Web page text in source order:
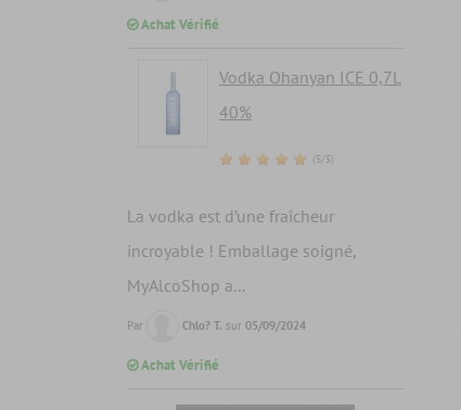
Achat Vérifié
Vodka Ohanyan ICE 0,7L
40%
(5/5)
La vodka est d’une fraîcheur
incroyable ! Emballage soigné,
MyAlcoShop a...
Par Chlo? T. sur 05/09/2024
Achat Vérifié